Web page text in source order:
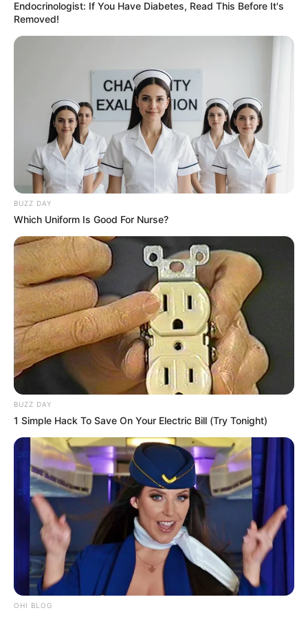
ALERTA BOGOTÁ EN GOOGLE NEWS
TEMAS RELACIONADOS
ATAQUE
DISIDENCIAS DE LAS FARC
AUTORIDADES JUDICIALES
ANTIOQUIA
SÉPTIMA DIVISIÓN DEL EJÉRCITO
MEDELLÍN
EJÉRCITO NACIONAL
ALERTA PAISA
MANTÉNGASE EN ALERTA
Tenemos todas las noticias que le
interesan. Para estar bien informado, por
favor, active las notificaciones de Alerta.
ACTIVAR AHORA
TEMAS DESTACADOS
EMERGENCIAS POR LLUVIAS
METRO DE MEDELLÍN
MARINILLA - ANTIOQUIA
EPM
YONDÓ - ANTIOQUIA
RIONEGRO
Endocrinologist: If You Have Diabetes, Read This Before It's
Removed!
BUZZ DAY
Which Uniform Is Good For Nurse?
BUZZ DAY
1 Simple Hack To Save On Your Electric Bill (Try Tonight)
OHI BLOG